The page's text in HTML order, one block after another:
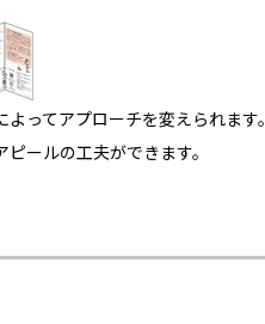
ってアプローチを変えられます。
ールの工夫ができます。